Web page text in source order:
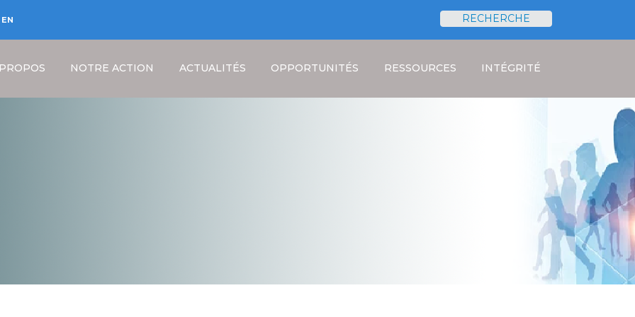
EN
RECHERCHE
NOTRE ACTION ACTUALITÉS OPPORTUNITÉS RESSOURCES INTÉGRITÉ